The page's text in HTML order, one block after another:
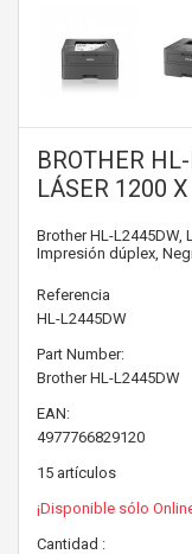
BROTHER
LÁSER 1200
Brother HL-L2445DW,
Impresión dúplex,
Referencia
HL-L2445DW
Part Number:
Brother HL-L2445DW
EAN:
4977766829120
15 artículos
¡Disponible sólo
Cantidad :